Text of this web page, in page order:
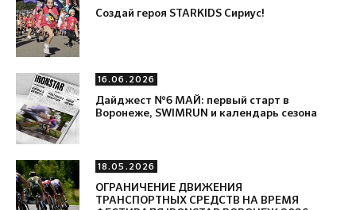
Создай героя STARKIDS Сириус!
16.06.2026
Дайджест №6 МАЙ: первый старт в
Воронеже, SWIMRUN и календарь сезона
18.05.2026
ОГРАНИЧЕНИЕ ДВИЖЕНИЯ
ТРАНСПОРТНЫХ СРЕДСТВ НА ВРЕМЯ